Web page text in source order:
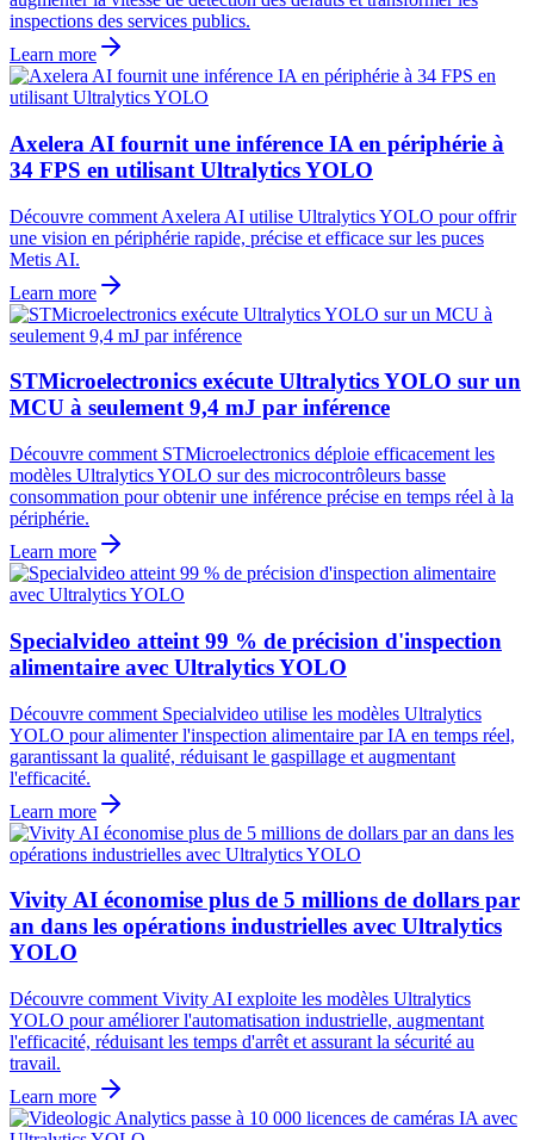
inspections des services publics.
Learn more
Axelera AI fournit une inférence IA en périphérie à
34 FPS en utilisant Ultralytics YOLO
Découvre comment Axelera AI utilise Ultralytics YOLO pour offrir
une vision en périphérie rapide, précise et efficace sur les puces
Metis AI.
Learn more
STMicroelectronics exécute Ultralytics YOLO sur un
MCU à seulement 9,4 mJ par inférence
Découvre comment STMicroelectronics déploie efficacement les
modèles Ultralytics YOLO sur des microcontrôleurs basse
consommation pour obtenir une inférence précise en temps réel à la
périphérie.
Learn more
Specialvideo atteint 99 % de précision d'inspection
alimentaire avec Ultralytics YOLO
Découvre comment Specialvideo utilise les modèles Ultralytics
YOLO pour alimenter l'inspection alimentaire par IA en temps réel,
garantissant la qualité, réduisant le gaspillage et augmentant
l'efficacité.
Learn more
Vivity AI économise plus de 5 millions de dollars par
an dans les opérations industrielles avec Ultralytics
YOLO
Découvre comment Vivity AI exploite les modèles Ultralytics
YOLO pour améliorer l'automatisation industrielle, augmentant
l'efficacité, réduisant les temps d'arrêt et assurant la sécurité au
travail.
Learn more